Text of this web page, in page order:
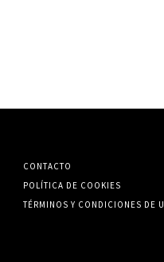
CONTACTO
POLÍTICA DE COOKIES
TÉRMINOS Y CONDICIONES DE